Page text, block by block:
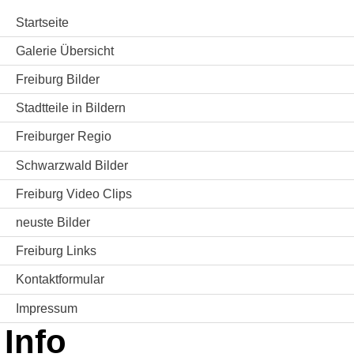
Startseite
Galerie Übersicht
Freiburg Bilder
Stadtteile in Bildern
Freiburger Regio
Schwarzwald Bilder
Freiburg Video Clips
neuste Bilder
Freiburg Links
Kontaktformular
Impressum
Info